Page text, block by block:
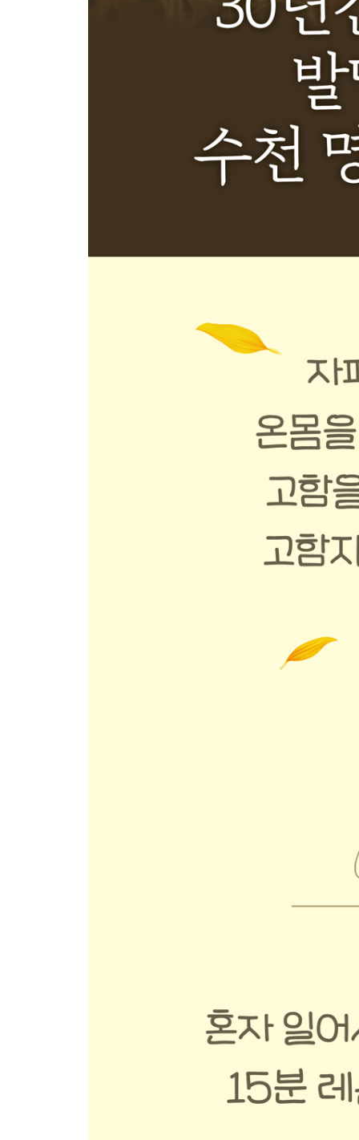
핵심 원칙 8. 상상력과 꿈을 존중한다(Imagination
생각이 너무 빠른 엄마와 ADHD 딸에게 필요했던
마지막 이야기. 한계를 뛰어넘은 아이들이 알려준